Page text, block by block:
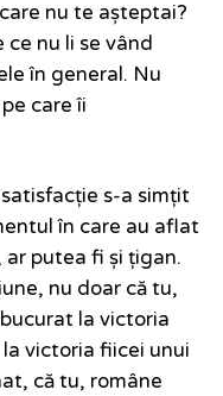
nu te așteptai?
ce nu li se vând
în general. Nu
care îi
s-a simțit
în care au aflat
ar putea fi și țigan.
nu doar că tu,
la victoria
victoria fiicei unui
că tu, române